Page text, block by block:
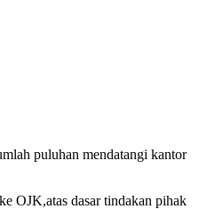
puluhan mendatangi kantor
OJK,atas dasar tindakan pihak